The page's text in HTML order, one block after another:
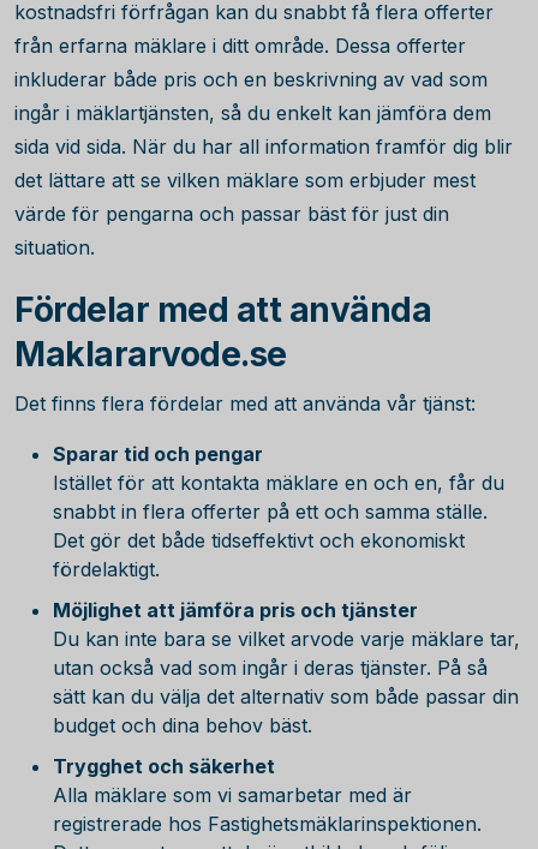
kostnadsfri förfrågan kan du snabbt få flera offerter
från erfarna mäklare i ditt område. Dessa offerter
inkluderar både pris och en beskrivning av vad som
ingår i mäklartjänsten, så du enkelt kan jämföra dem
sida vid sida. När du har all information framför dig blir
det lättare att se vilken mäklare som erbjuder mest
värde för pengarna och passar bäst för just din
situation.
Fördelar med att använda
Maklararvode.se
Det finns flera fördelar med att använda vår tjänst:
Sparar tid och pengar
Istället för att kontakta mäklare en och en, får du
snabbt in flera offerter på ett och samma ställe.
Det gör det både tidseffektivt och ekonomiskt
fördelaktigt.
Möjlighet att jämföra pris och tjänster
Du kan inte bara se vilket arvode varje mäklare tar,
utan också vad som ingår i deras tjänster. På så
sätt kan du välja det alternativ som både passar din
budget och dina behov bäst.
Trygghet och säkerhet
Alla mäklare som vi samarbetar med är
registrerade hos Fastighetsmäklarinspektionen.